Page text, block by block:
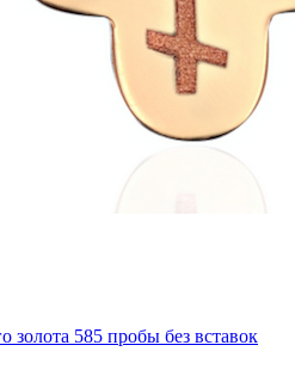
золота 585 пробы без вставок